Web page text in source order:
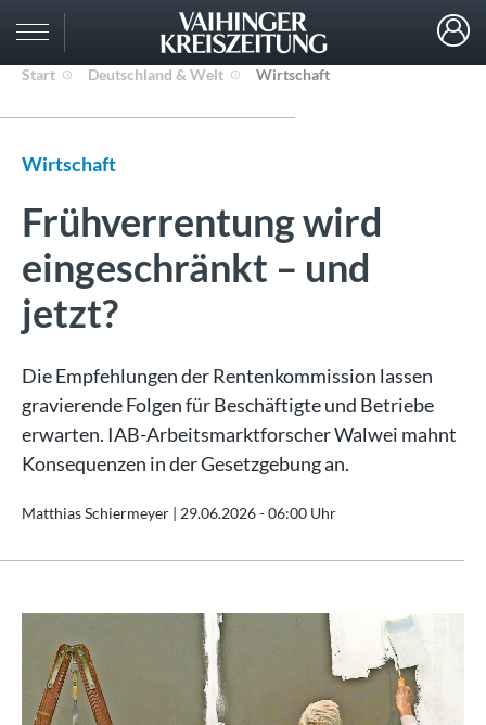
Start Deutschland & Welt Wirtschaft
Wirtschaft
Frühverrentung wird
eingeschränkt – und
jetzt?
Die Empfehlungen der Rentenkommission lassen
gravierende Folgen für Beschäftigte und Betriebe
erwarten. IAB-Arbeitsmarktforscher Walwei mahnt
Konsequenzen in der Gesetzgebung an.
Matthias Schiermeyer | 29.06.2026 - 06:00 Uhr